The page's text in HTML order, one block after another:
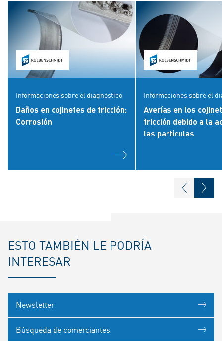
Informaciones sobre el diagnóstico
Daños en cojinetes de fricción:
Corrosión
Informaciones sobre el
Averías en los
fricción debido a la
las partículas
ESTO TAMBIÉN LE PODRÍA
INTERESAR
Newsletter
Búsqueda de comerciantes